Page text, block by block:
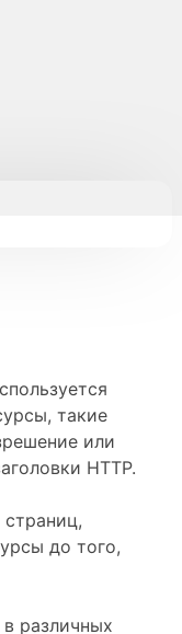
такие
или
HTTP.
страниц,
до того,
различных